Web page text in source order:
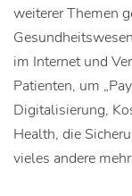
weiterer Themen
im Internet und
Patienten, um
Digitalisierung,
Health, die
vieles andere